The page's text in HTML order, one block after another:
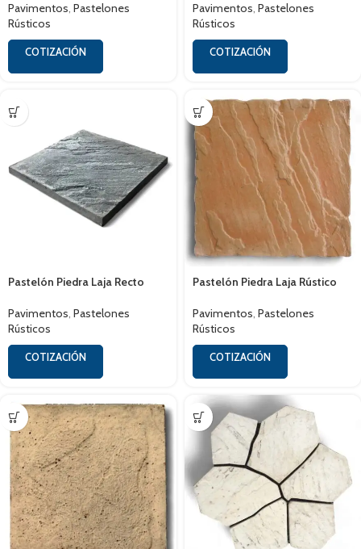
Pavimentos, Pastelones
Rústicos
COTIZACIÓN
Pavimentos, Pastelones
Rústicos
COTIZACIÓN
Pastelón Piedra Laja Recto
Pavimentos, Pastelones
Rústicos
COTIZACIÓN
Pastelón Piedra Laja Rústico
Pavimentos, Pastelones
Rústicos
COTIZACIÓN